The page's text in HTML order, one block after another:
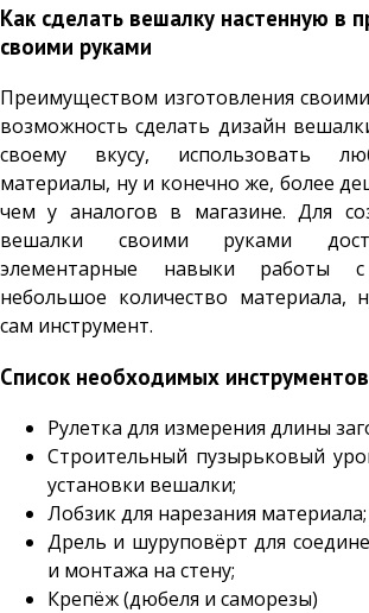
Как сделать вешалку настенную в
своими руками
Преимуществом изготовления
возможность сделать дизайн
своему вкусу, использовать
материалы, ну и конечно же, более
чем у аналогов в магазине. Для
вешалки своими руками
элементарные навыки работы с
небольшое количество материала,
сам инструмент.
Список необходимых
Рулетка для измерения длины
Строительный пузырьковый
установки вешалки;
Лобзик для нарезания материала;
Дрель и шуруповёрт для
и монтажа на стену;
Крепёж (дюбеля и саморезы)